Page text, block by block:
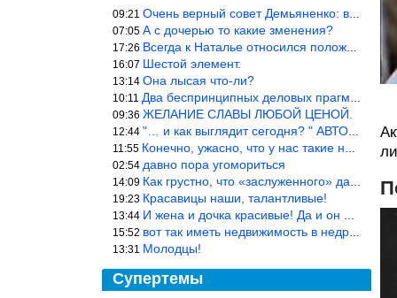
09:21 Очень верный совет Демьяненко: в этой среде надо либо иметь зубы
07:05 А с дочерью то какие зменения?
17:26 Всегда к Наталье относился положительно… Время покажет, что буде
16:07 Шестой элемент.
13:14 Она лысая что-ли?
10:11 Два беспринципных деловых прагматика нашли друг друга и «остепен
09:36 ЖЕЛАНИЕ СЛАВЫ ЛЮБОЙ ЦЕНОЙ.
12:44 "… и как выглядит сегодня? " АВТОР, РЕДАКТОР — ВЫ ЧТО
11:55 Конечно, ужасно, что у нас такие недалёкие и прямые люди… Как мо
02:54 давно пора угомориться
14:09 Как грустно, что «заслуженного» дают не заслуженно, а (чаще) по-
19:23 Красавицы наши, талантливые!
13:44 И жена и дочка красивые! Да и он настоящий мужик!
15:52 вот так иметь недвижимость в недружественных странах Могут забра
13:31 Молодцы!
Супертемы